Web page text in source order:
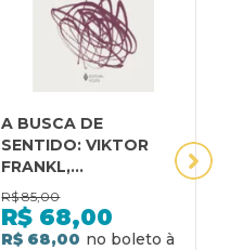
A BUSCA DE
SENTIDO: VIKTOR
FRANKL,
LOGOTERAPIA E VIDA
R$ 85,00
R$ 68,00
R$ 68,00